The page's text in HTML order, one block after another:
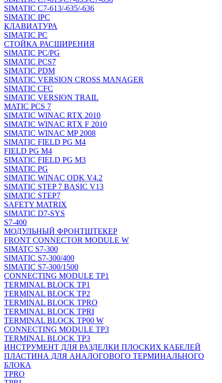
SIMATIC C7-613/-635/-636
SIMATIC IPC
КЛАВИАТУРА
SIMATIC PC
СТОЙКА РАСШИРЕНИЯ
SIMATIC PC/PG
SIMATIC PCS7
SIMATIC PDM
SIMATIC VERSION CROSS MANAGER
SIMATIC CFC
SIMATIC VERSION TRAIL
MATIC PCS 7
SIMATIC WINAC RTX 2010
SIMATIC WINAC RTX F 2010
SIMATIC WINAC MP 2008
SIMATIC FIELD PG M4
FIELD PG M4
SIMATIC FIELD PG M3
SIMATIC PG
SIMATIC WINAC ODK V4.2
SIMATIC STEP 7 BASIC V13
SIMATIC STEP7
SAFETY MATRIX
SIMATIC D7-SYS
S7-400
МОДУЛЬНЫЙ ФРОНТШТЕКЕР
FRONT CONNECTOR MODULE W
SIMATC S7-300
SIMATIC S7-300/400
SIMATIC S7-300/1500
CONNECTING MODULE TP1
TERMINAL BLOCK TP1
TERMINAL BLOCK TP2
TERMINAL BLOCK TPRO
TERMINAL BLOCK TPRI
TERMINAL BLOCK TP00 W
CONNECTING MODULE TP3
TERMINAL BLOCK TP3
ИНСТРУМЕНТ ДЛЯ РАЗДЕЛКИ ПЛОСКИХ КАБЕЛЕЙ
ПЛАСТИНА ДЛЯ АНАЛОГОВОГО ТЕРМИНАЛЬНОГО
БЛОКА
TPRO